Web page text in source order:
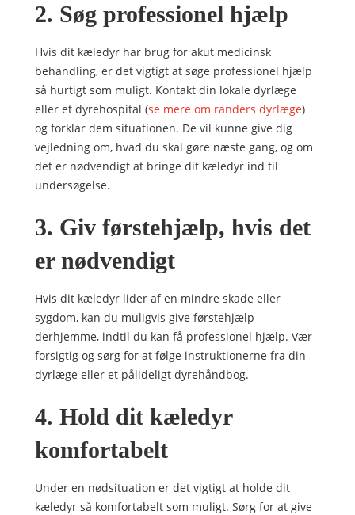
2. Søg professionel hjælp
Hvis dit kæledyr har brug for akut medicinsk
behandling, er det vigtigt at søge professionel hjælp
så hurtigt som muligt. Kontakt din lokale dyrlæge
eller et dyrehospital (se mere om randers dyrlæge)
og forklar dem situationen. De vil kunne give dig
vejledning om, hvad du skal gøre næste gang, og om
det er nødvendigt at bringe dit kæledyr ind til
undersøgelse.
3. Giv førstehjælp, hvis det
er nødvendigt
Hvis dit kæledyr lider af en mindre skade eller
sygdom, kan du muligvis give førstehjælp
derhjemme, indtil du kan få professionel hjælp. Vær
forsigtig og sørg for at følge instruktionerne fra din
dyrlæge eller et pålideligt dyrehåndbog.
4. Hold dit kæledyr
komfortabelt
Under en nødsituation er det vigtigt at holde dit
kæledyr så komfortabelt som muligt. Sørg for at give